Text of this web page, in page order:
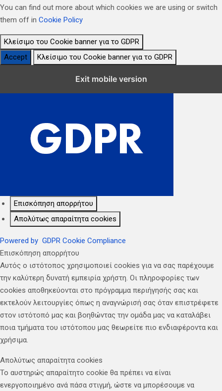
You can find out more about which cookies we are using or switch
them off in Cookie Policy
Κλείσιμο του Cookie banner για το GDPR
Accept
Κλείσιμο του Cookie banner για το GDPR
Exit mobile version
Επισκόπηση απορρήτου
Απολύτως απαραίτητα cookies
Powered by GDPR Cookie Compliance
Επισκόπηση απορρήτου
Αυτός ο ιστότοπος χρησιμοποιεί cookies για να σας παρέχουμε
την καλύτερη δυνατή εμπειρία χρήστη. Οι πληροφορίες των
cookies αποθηκεύονται στο πρόγραμμα περιήγησής σας και
εκτελούν λειτουργίες όπως η αναγνώρισή σας όταν επιστρέφετε
στον ιστότοπό μας και βοηθώντας την ομάδα μας να καταλάβει
ποια τμήματα του ιστότοπου μας θεωρείτε πιο ενδιαφέροντα και
χρήσιμα.
Απολύτως απαραίτητα cookies
Το αυστηρώς απαραίτητο cookie θα πρέπει να είναι
ενεργοποιημένο ανά πάσα στιγμή, ώστε να μπορέσουμε να